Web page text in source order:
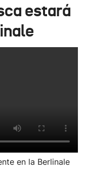
estará
en la Berlinale